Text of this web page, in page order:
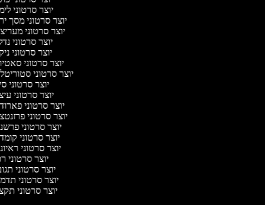
יוצר סרטוני
יוצר סרטוני מסך
יוצר סרטוני
יוצר סרטוני
יוצר סרטוני
יוצר סרטוני
יוצר סרטוני
יוצר סרטוני
יוצר סרטוני
יוצר סרטוני
יוצר סרטוני
יוצר סרטוני
יוצר סרטוני
יוצר סרטוני
יוצר סרטוני
יוצר סרטוני
יוצר סרטוני
יוצר סרטוני